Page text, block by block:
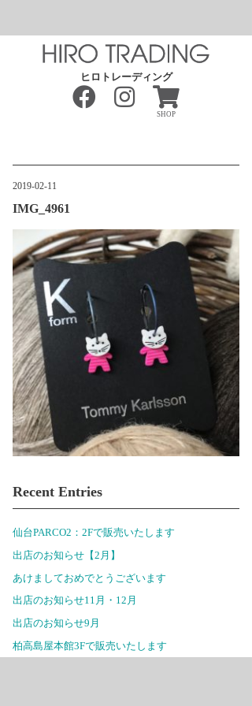
ヒロトレーディング
SHOP
2019-02-11
IMG_4961
Recent Entries
仙台PARCO2：2Fで販売いたします
出店のお知らせ【2月】
あけましておめでとうございます
出店のお知らせ11月・12月
出店のお知らせ9月
柏高島屋本館3Fで販売いたします